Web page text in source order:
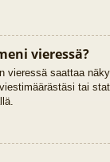
vieressä?
vieressä saattaa
tai